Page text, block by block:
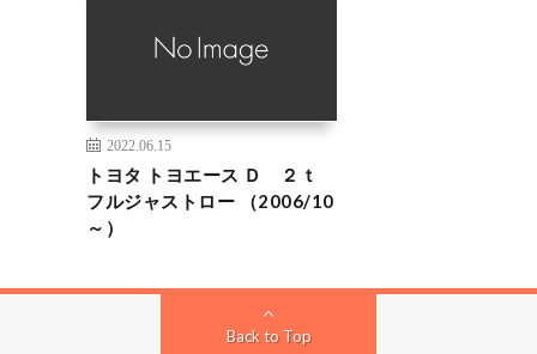
2022.06.15
トヨタ トヨエース Ｄ ２ｔ
フルジャストロー （2006/10
～）
Back to Top